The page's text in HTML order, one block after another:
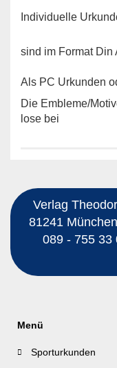
Individuelle
sind im Format Din
Als PC Urkunden
Die Embleme/
lose bei
Verlag
81241
089 - 755 33
Menü
Sporturkunden